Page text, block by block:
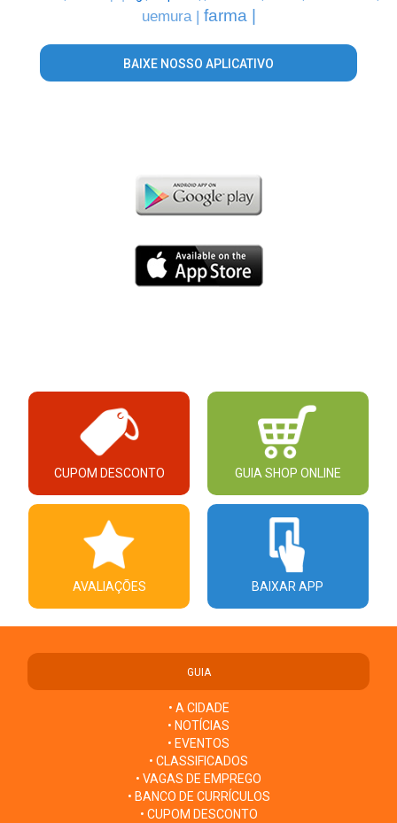
uemura | farma |
BAIXE NOSSO APLICATIVO
CUPOM DESCONTO GUIA SHOP ONLINE
AVALIAÇÕES BAIXAR APP
GUIA
• A CIDADE
• NOTÍCIAS
• EVENTOS
• CLASSIFICADOS
• VAGAS DE EMPREGO
• BANCO DE CURRÍCULOS
• CUPOM DESCONTO